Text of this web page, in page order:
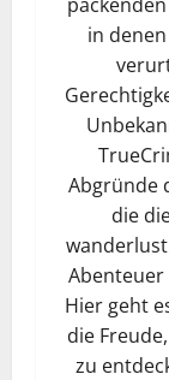
in
Abgründe
die
Abenteuer
Hier geht
die
zu